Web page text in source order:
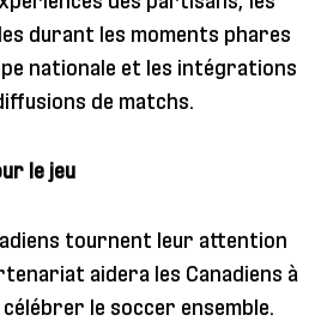
durant les moments phares
nationale et les intégrations
de matchs.
le jeu
tournent leur attention
aidera les Canadiens à
le soccer ensemble.